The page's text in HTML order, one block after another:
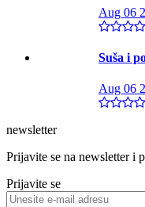
Aug 06
Suša i
Aug 06
newsletter
Prijavite se na newsletter i
Prijavite se